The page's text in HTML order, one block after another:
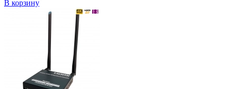
В корзину